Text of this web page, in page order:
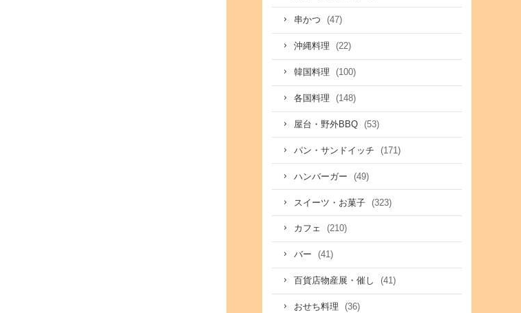
串かつ (47)
沖縄料理 (22)
韓国料理 (100)
各国料理 (148)
屋台・野外BBQ (53)
パン・サンドイッチ (171)
ハンバーガー (49)
スイーツ・お菓子 (323)
カフェ (210)
バー (41)
百貨店物産展・催し (41)
おせち料理 (36)